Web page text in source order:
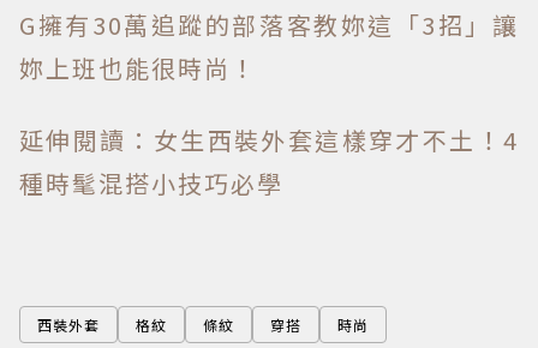
G擁有30萬追蹤的部落客教妳這「3招」讓
妳上班也能很時尚！
延伸閱讀：女生西裝外套這樣穿才不土！4
種時髦混搭小技巧必學
西裝外套 格紋 條紋 穿搭 時尚